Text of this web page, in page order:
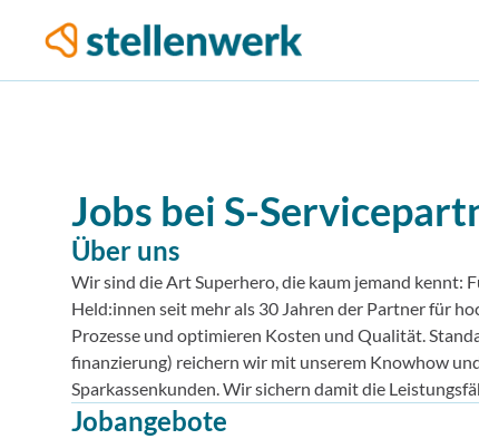
Jobs bei S-
Über uns
Wir sind die Art Superhero, die kaum jemand kennt:
Held:innen seit mehr als 30 Jahren der Partner für
Prozesse und optimieren Kosten und Qualität.
finanzierung) reichern wir mit unserem Knowhow
Sparkassen­kunden. Wir sichern damit die
Jobangebote